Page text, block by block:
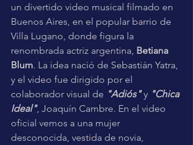
un divertido video musical filmado en
Buenos Aires, en el popular barrio de
Villa Lugano, donde figura la
renombrada actriz argentina, Betiana
Blum. La idea nació de Sebastián Yatra,
y el video fue dirigido por el
colaborador visual de "Adiós" y "Chica
Ideal", Joaquín Cambre. En el video
oficial vemos a una mujer
desconocida, vestida de novia,